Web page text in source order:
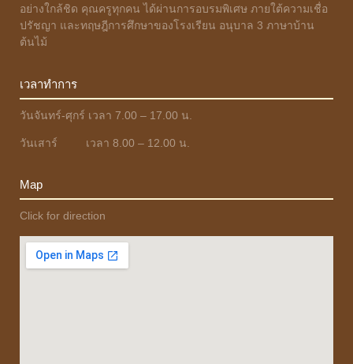
อย่างใกล้ชิด คุณครูทุกคน ได้ผ่านการอบรมพิเศษ ภายใต้ความเชื่อ
ปรัชญา และทฤษฎีการศึกษาของโรงเรียน อนุบาล 3 ภาษาบ้าน
ต้นไม้
เวลาทำการ
วันจันทร์-ศุกร์ เวลา 7.00 – 17.00 น.
วันเสาร์ เวลา 8.00 – 12.00 น.
Map
Click for direction